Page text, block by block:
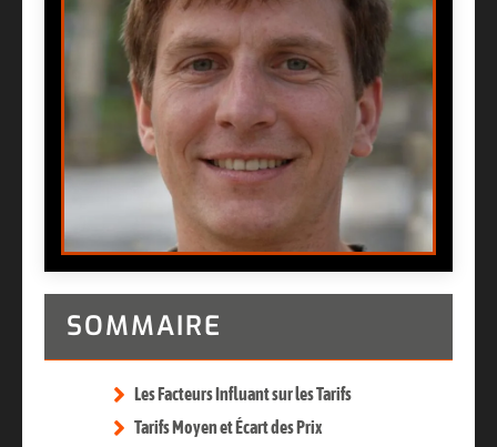
SOMMAIRE
Les Facteurs Influant sur les Tarifs
Tarifs Moyen et Écart des Prix